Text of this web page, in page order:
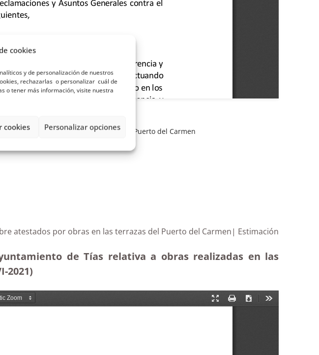
cookies
y de personalización de nuestros
rechazarlas o personalizar cuál de
o tener más información, visite nuestra
cookies Personalizar opciones
y autorizaciones,obras,precinto Puerto del Carmen
atestados por obras en las terrazas del Puerto del Carmen| Estimación
de Tías relativa a obras realizadas en las
2021)